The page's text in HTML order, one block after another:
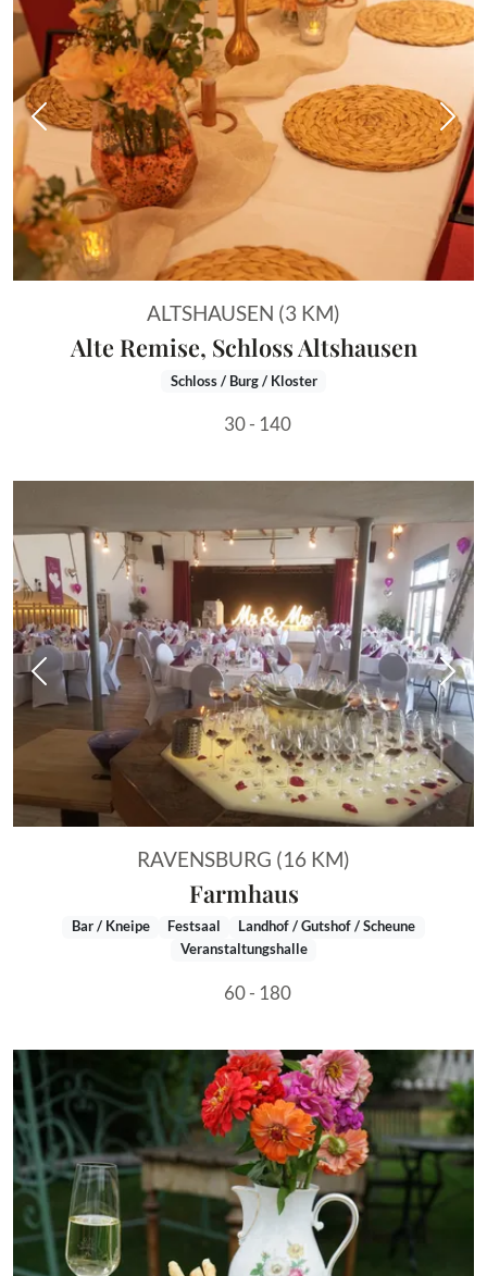
Vorheriges Bild
ALTSHAUSEN (3 KM)
Alte Remise, Schloss Altshausen
Schloss / Burg / Kloster
30 - 140
Vorheriges Bild
RAVENSBURG (16 KM)
Farmhaus
Bar / Kneipe Festsaal
Landhof / Gutshof / Scheune
Veranstaltungshalle
60 - 180